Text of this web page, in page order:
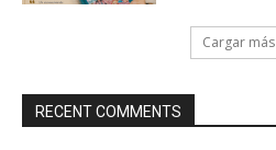
Cargar más
RECENT COMMENTS